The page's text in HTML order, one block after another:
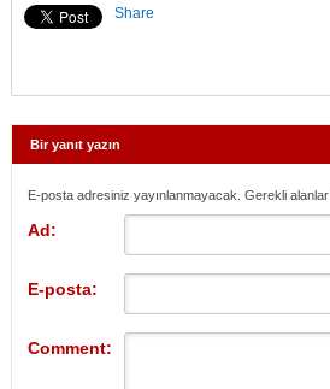
Share
Bir yanıt yazın
E-posta adresiniz yayınlanmayacak. Gerekli alanlar
Ad:
E-posta:
Comment: